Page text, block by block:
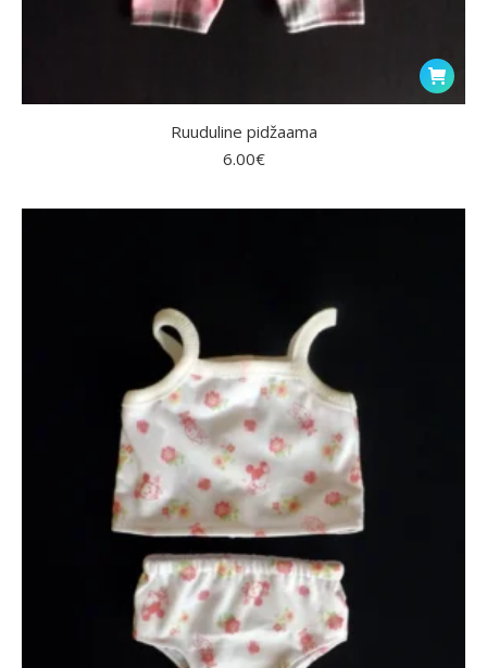
Ruuduline pidžaama
6.00€